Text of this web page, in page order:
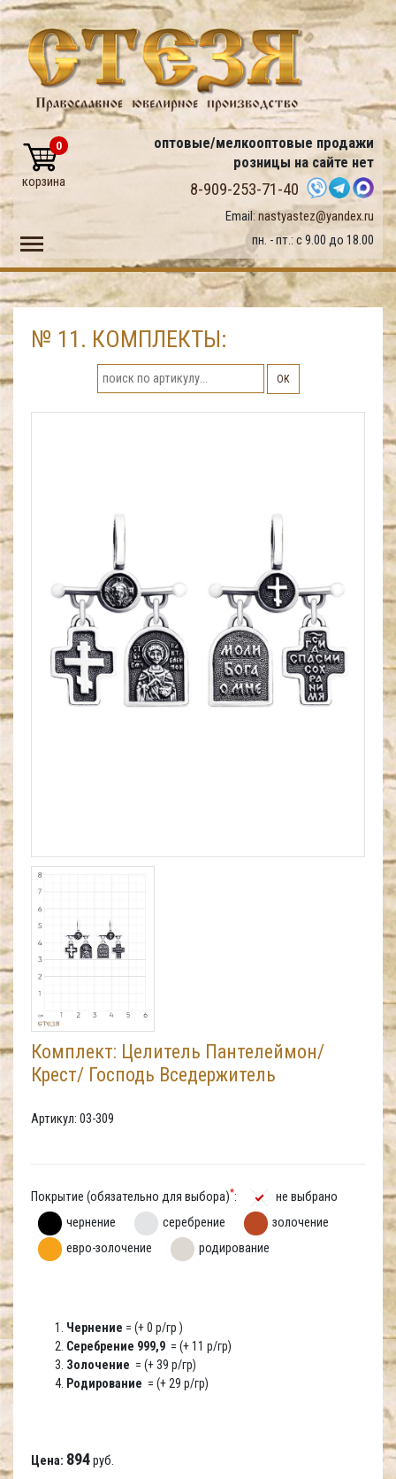
оптовые/мелкооптовые продажи
розницы на сайте нет
8-909-253-71-40
Email: nastyastez@yandex.ru
пн. - пт.: с 9.00 до 18.00
0
корзина
Toggle main menu visibility
№ 11. КОМПЛЕКТЫ:
ОК
Комплект: Целитель Пантелеймон/
Крест/ Господь Вседержитель
Артикул: 03-309
Покрытие (обязательно для выбора)*:
не выбрано
чернение
серебрение
золочение
евро-золочение
родирование
Чернение = (+ 0 р/гр )
Серебрение 999,9 = (+ 11 р/гр)
Золочение = (+ 39 р/гр)
Родирование = (+ 29 р/гр)
Цена: 894руб.